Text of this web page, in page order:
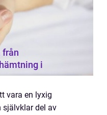
i
vara en lyxig
del av